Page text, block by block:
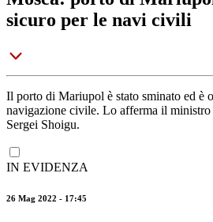
sicuro per le navi civili
Il porto di Mariupol è stato sminato ed è
navigazione civile. Lo afferma il ministro
Sergei Shoigu.
IN EVIDENZA
26 Mag 2022 - 17:45